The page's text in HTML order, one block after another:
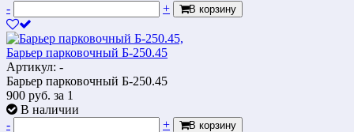
-
+ В корзину
Барьер парковочный Б-250.45
Артикул: -
Барьер парковочный Б-250.45
900 руб. за 1
В наличии
-
+ В корзину